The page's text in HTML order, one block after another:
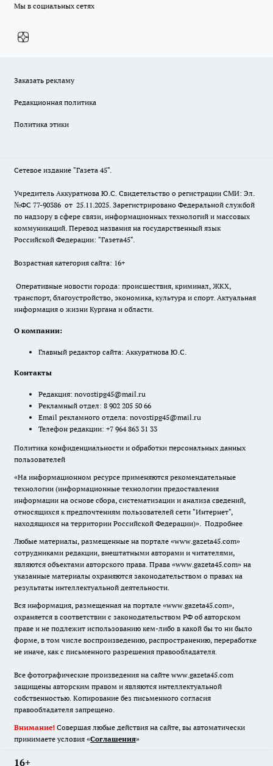
Мы в социальных сетях
Заказать рекламу
Редакционная политика
Политика этики
Сетевое издание "Газета 45".
Учредитель Аккуратнова Ю.С. Свидетельство о регистрации СМИ: Эл.
№ФС 77-90386 от 25.11.2025. Зарегистрировано Федеральной службой
по надзору в сфере связи, информационных технологий и массовых
коммуникаций. Перевод названия на государственный язык
Российской Федерации: "Газета45".
Возрастная категория сайта: 16+
Оперативные новости города: происшествия, криминал, ЖКХ,
транспорт, благоустройство, экономика, культура и спорт. Актуальная
информация о жизни Кургана и области.
О компании:
Главный редактор сайта: Аккуратнова Ю.С.
Контакты
Редакция: novostipg45@mail.ru
Рекламный отдел: 8 902 205 50 66
Email рекламного отдела: novostipg45@mail.ru
Телефон редакции: +7 964 863 31 33
Политика конфиденциальности и обработки персональных данных
пользователей
«На информационном ресурсе применяются рекомендательные
технологии (информационные технологии предоставления
информации на основе сбора, систематизации и анализа сведений,
относящихся к предпочтениям пользователей сети "Интернет",
находящихся на территории Российской Федерации)». Подробнее
Любые материалы, размещенные на портале «www.gazeta45.com»
сотрудниками редакции, внештатными авторами и читателями,
являются объектами авторского права. Права «www.gazeta45.com» на
указанные материалы охраняются законодательством о правах на
результаты интеллектуальной деятельности.
Вся информация, размещенная на портале «www.gazeta45.com»,
охраняется в соответствии с законодательством РФ об авторском
праве и не подлежит использованию кем-либо в какой бы то ни было
форме, в том числе воспроизведению, распространению, переработке
не иначе, как с письменного разрешения правообладателя.
Все фотографические произведения на сайте www.gazeta45.com
защищены авторским правом и являются интеллектуальной
собственностью. Копирование без письменного согласия
правообладателя запрещено.
Внимание! Совершая любые действия на сайте, вы автоматически
принимаете условия «Cоглашения»
16+